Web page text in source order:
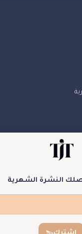
النشرة الشهرية